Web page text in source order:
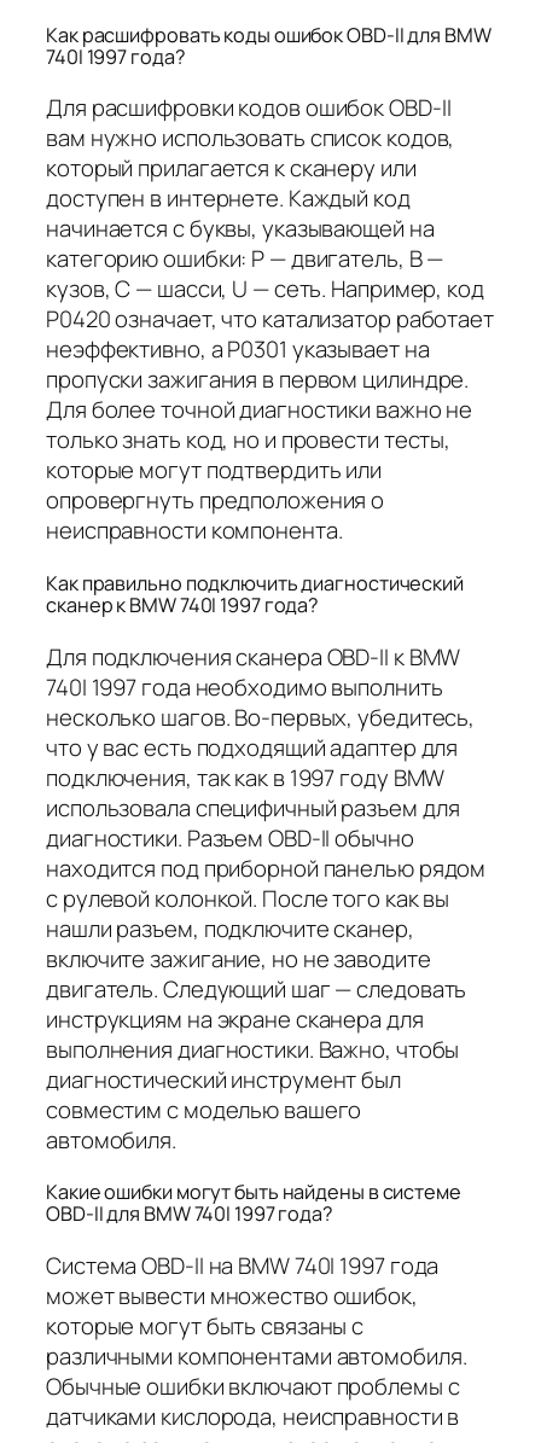
Как расшифровать коды ошибок OBD-II для BMW
740I 1997 года?
Для расшифровки кодов ошибок OBD-II
вам нужно использовать список кодов,
который прилагается к сканеру или
доступен в интернете. Каждый код
начинается с буквы, указывающей на
категорию ошибки: P — двигатель, B —
кузов, C — шасси, U — сеть. Например, код
P0420 означает, что катализатор работает
неэффективно, а P0301 указывает на
пропуски зажигания в первом цилиндре.
Для более точной диагностики важно не
только знать код, но и провести тесты,
которые могут подтвердить или
опровергнуть предположения о
неисправности компонента.
Как правильно подключить диагностический
сканер к BMW 740I 1997 года?
Для подключения сканера OBD-II к BMW
740I 1997 года необходимо выполнить
несколько шагов. Во-первых, убедитесь,
что у вас есть подходящий адаптер для
подключения, так как в 1997 году BMW
использовала специфичный разъем для
диагностики. Разъем OBD-II обычно
находится под приборной панелью рядом
с рулевой колонкой. После того как вы
нашли разъем, подключите сканер,
включите зажигание, но не заводите
двигатель. Следующий шаг — следовать
инструкциям на экране сканера для
выполнения диагностики. Важно, чтобы
диагностический инструмент был
совместим с моделью вашего
автомобиля.
Какие ошибки могут быть найдены в системе
OBD-II для BMW 740I 1997 года?
Система OBD-II на BMW 740I 1997 года
может вывести множество ошибок,
которые могут быть связаны с
различными компонентами автомобиля.
Обычные ошибки включают проблемы с
датчиками кислорода, неисправности в